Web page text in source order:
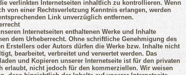
verlinkten Internetseiten inhaltlich zu kontrollieren. Wenn
von einer Rechtsverletzung Kenntnis erlangen, werden
Link unverzüglich entfernen.
Internetseiten enthaltenen Werke und Inhalte
dem Urheberrecht. Ohne schriftliche Genehmigung des
Erstellers oder Autors dürfen die Werke bzw. Inhalte nicht
bearbeitet, verbreitet und verwertet werden. Das
und Kopieren unserer Internetseite ist für den privaten
erlaubt, nicht jedoch für den kommerziellen. Wir weisen